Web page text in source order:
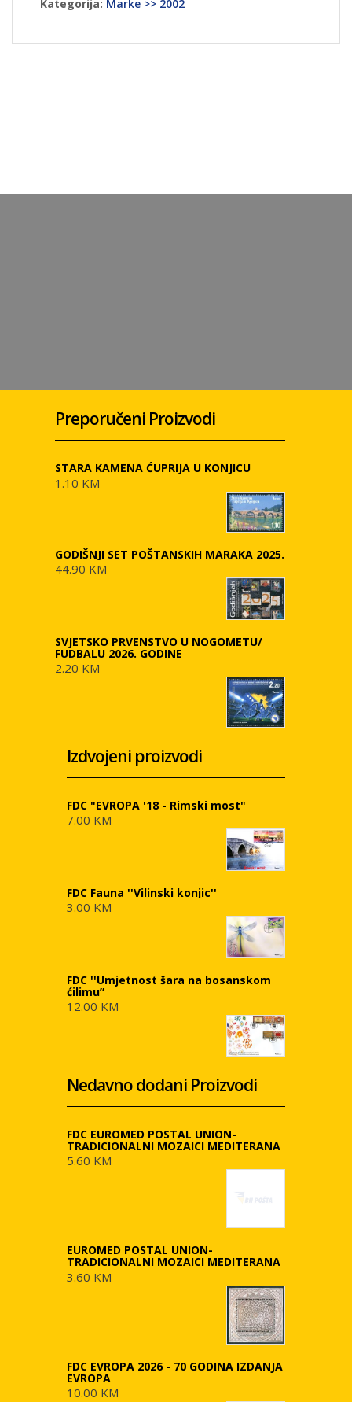
Kategorija: Marke >> 2002
Preporučeni Proizvodi
STARA KAMENA ĆUPRIJA U KONJICU
1.10 KM
GODIŠNJI SET POŠTANSKIH MARAKA 2025.
44.90 KM
SVJETSKO PRVENSTVO U NOGOMETU/
FUDBALU 2026. GODINE
2.20 KM
Izdvojeni proizvodi
FDC "EVROPA '18 - Rimski most"
7.00 KM
FDC Fauna ''Vilinski konjic''
3.00 KM
FDC ''Umjetnost šara na bosanskom
ćilimu”
12.00 KM
Nedavno dodani Proizvodi
FDC EUROMED POSTAL UNION-
TRADICIONALNI MOZAICI MEDITERANA
5.60 KM
EUROMED POSTAL UNION-
TRADICIONALNI MOZAICI MEDITERANA
3.60 KM
FDC EVROPA 2026 - 70 GODINA IZDANJA
EVROPA
10.00 KM